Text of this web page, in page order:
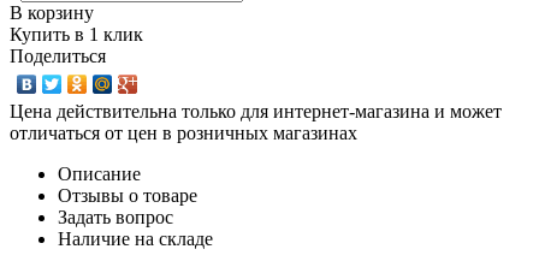
В корзину
Купить в 1 клик
Поделиться
Цена действительна только для интернет-магазина и может
отличаться от цен в розничных магазинах
Описание
Отзывы о товаре
Задать вопрос
Наличие на складе